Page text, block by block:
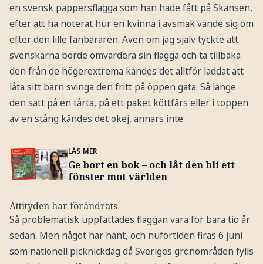
en svensk pappersflagga som han hade fått på Skansen,
efter att ha noterat hur en kvinna i avsmak vände sig om
efter den lille fanbäraren. Även om jag själv tyckte att
svenskarna borde omvärdera sin flagga och ta tillbaka
den från de högerextrema kändes det alltför laddat att
låta sitt barn svinga den fritt på öppen gata. Så länge
den satt på en tårta, på ett paket köttfärs eller i toppen
av en stång kändes det okej, annars inte.
LÄS MER
Ge bort en bok – och låt den bli ett
fönster mot världen
Attityden har förändrats
Så problematisk uppfattades flaggan vara för bara tio år
sedan. Men något har hänt, och nuförtiden firas 6 juni
som nationell picknickdag då Sveriges grönområden fylls